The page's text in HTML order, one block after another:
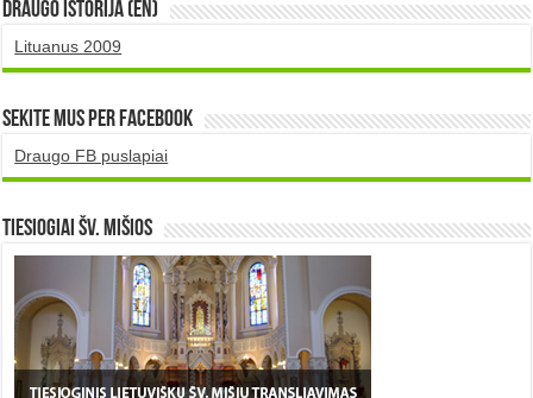
DRAUGO istorija (EN)
Lituanus 2009
Sekite mus per Facebook
Draugo FB puslapiai
TIESIOGIAI šv. MIŠIOS